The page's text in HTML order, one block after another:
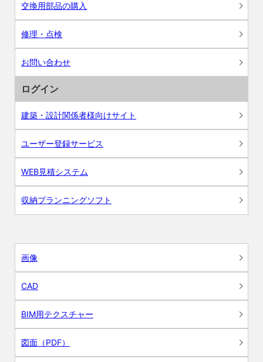
交換用部品の購入
修理・点検
お問い合わせ
ログイン
建築・設計関係者様向けサイト
ユーザー登録サービス
WEB見積システム
収納プランニングソフト
画像
CAD
BIM用テクスチャー
図面（PDF）